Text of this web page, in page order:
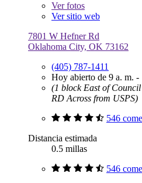
Verfotos
Ver sitio web
7801 W Hefner Rd
Oklahoma City, OK 73162
(405) 787-1411
Hoy abierto de 9 a. m. -
(1 block East of
RD Across from USPS)
546
Distancia estimada
0.5 millas
546